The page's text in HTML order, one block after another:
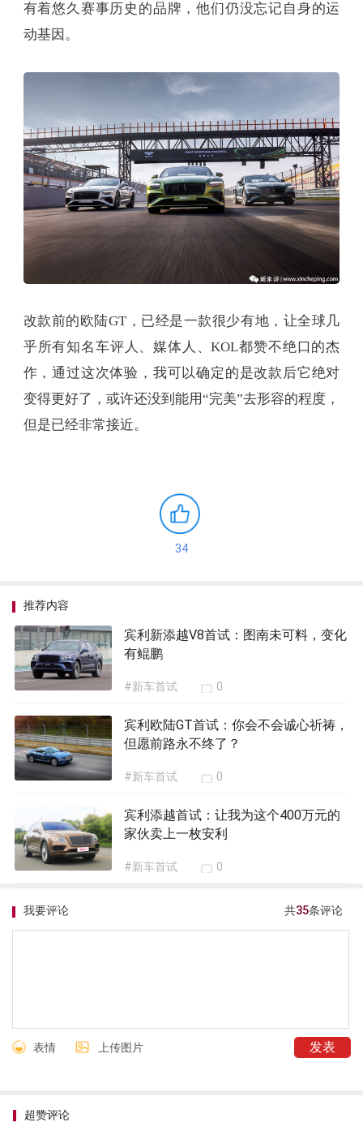
有着悠久赛事历史的品牌，他们仍没忘记自身的运
动基因。
改款前的欧陆GT，已经是一款很少有地，让全球几
乎所有知名车评人、媒体人、KOL都赞不绝口的杰
作，通过这次体验，我可以确定的是改款后它绝对
变得更好了，或许还没到能用“完美”去形容的程度，
但是已经非常接近。
34
推荐内容
宾利新添越V8首试：图南未可料，变化
有鲲鹏
#新车首试 0
宾利欧陆GT首试：你会不会诚心祈祷，
但愿前路永不终了？
#新车首试 0
宾利添越首试：让我为这个400万元的
家伙卖上一枚安利
#新车首试 0
共35条评论
我要评论
表情 上传图片
超赞评论